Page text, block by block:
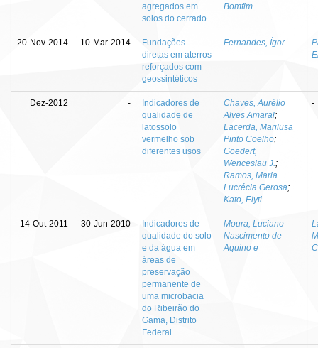
agregados em
solos do cerrado
Bomfim
20-Nov-2014 10-Mar-2014
Fundações
diretas em aterros
reforçados com
geossintéticos
Fernandes, Ígor
Dez-2012 -
Indicadores de
qualidade de
latossolo
vermelho sob
diferentes usos
Chaves, Aurélio
Alves Amaral;
Lacerda, Marilusa
Pinto Coelho;
Goedert,
Wenceslau J. ;
Ramos, Maria
Lucrécia Gerosa;
Kato, Eiyti
-
14-Out-2011 30-Jun-2010
Indicadores de
qualidade do solo
e da água em
áreas de
preservação
permanente de
uma microbacia
do Ribeirão do
Gama, Distrito
Federal
Moura, Luciano
Nascimento de
Aquino e